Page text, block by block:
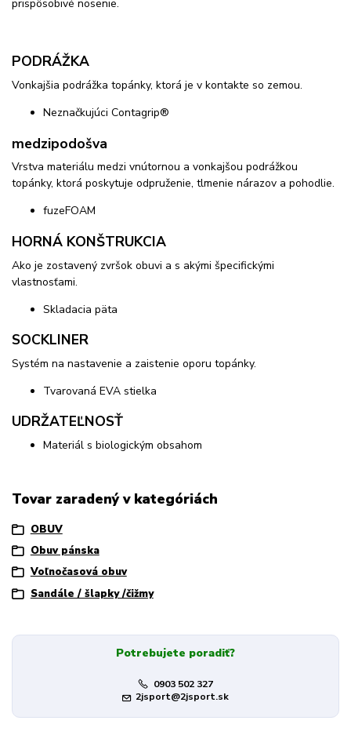
prispôsobivé nosenie.
PODRÁŽKA
Vonkajšia podrážka topánky, ktorá je v kontakte so zemou.
Neznačkujúci Contagrip®
medzipodošva
Vrstva materiálu medzi vnútornou a vonkajšou podrážkou
topánky, ktorá poskytuje odpruženie, tlmenie nárazov a pohodlie.
fuzeFOAM
HORNÁ KONŠTRUKCIA
Ako je zostavený zvršok obuvi a s akými špecifickými
vlastnosťami.
Skladacia päta
SOCKLINER
Systém na nastavenie a zaistenie oporu topánky.
Tvarovaná EVA stielka
UDRŽATEĽNOSŤ
Materiál s biologickým obsahom
Tovar zaradený v kategóriách
OBUV
Obuv pánska
Voľnočasová obuv
Sandále / šlapky /čižmy
Potrebujete poradiť?
0903 502 327
2jsport@2jsport.sk